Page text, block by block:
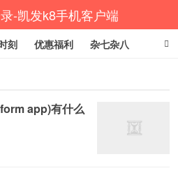
-凯发k8手机客户端
刻 优惠福利 杂七杂八
app)有什么